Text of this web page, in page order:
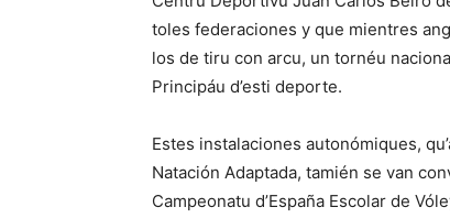
toles federaciones y que mientres
los de tiru con arcu, un tornéu
Principáu d’esti deporte.
Estes instalaciones autonómiques,
Natación Adaptada, tamién se van
Campeonatu d’España Escolar de